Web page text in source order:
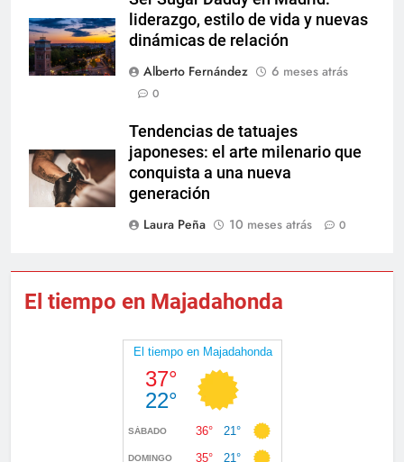
liderazgo, estilo de vida y nuevas
dinámicas de relación
Alberto Fernández
6 meses atrás
0
Tendencias de tatuajes
japoneses: el arte milenario que
conquista a una nueva
generación
Laura Peña
10 meses atrás 0
El tiempo en Majadahonda